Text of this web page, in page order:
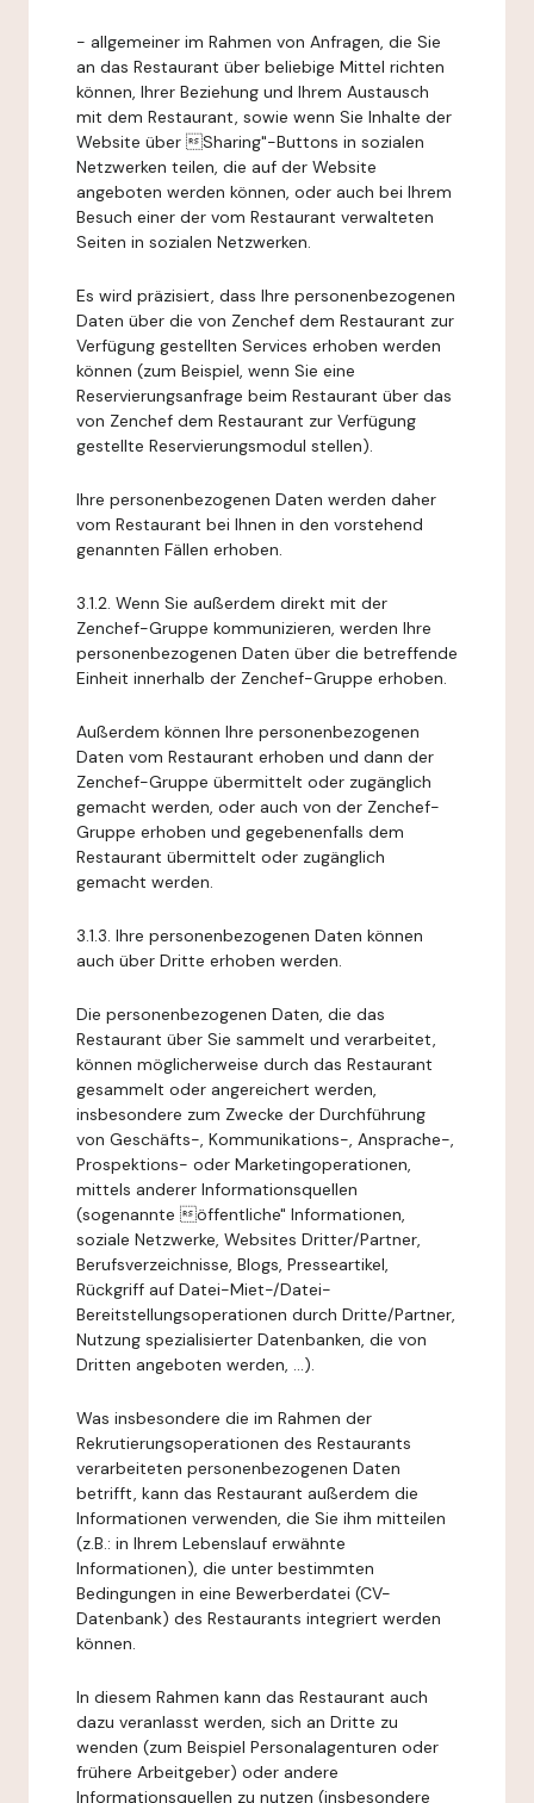
- allgemeiner im Rahmen von Anfragen, die Sie
an das Restaurant über beliebige Mittel richten
können, Ihrer Beziehung und Ihrem Austausch
mit dem Restaurant, sowie wenn Sie Inhalte der
Website über Sharing"-Buttons in sozialen
Netzwerken teilen, die auf der Website
angeboten werden können, oder auch bei Ihrem
Besuch einer der vom Restaurant verwalteten
Seiten in sozialen Netzwerken.
Es wird präzisiert, dass Ihre personenbezogenen
Daten über die von Zenchef dem Restaurant zur
Verfügung gestellten Services erhoben werden
können (zum Beispiel, wenn Sie eine
Reservierungsanfrage beim Restaurant über das
von Zenchef dem Restaurant zur Verfügung
gestellte Reservierungsmodul stellen).
Ihre personenbezogenen Daten werden daher
vom Restaurant bei Ihnen in den vorstehend
genannten Fällen erhoben.
3.1.2. Wenn Sie außerdem direkt mit der
Zenchef-Gruppe kommunizieren, werden Ihre
personenbezogenen Daten über die betreffende
Einheit innerhalb der Zenchef-Gruppe erhoben.
Außerdem können Ihre personenbezogenen
Daten vom Restaurant erhoben und dann der
Zenchef-Gruppe übermittelt oder zugänglich
gemacht werden, oder auch von der Zenchef-
Gruppe erhoben und gegebenenfalls dem
Restaurant übermittelt oder zugänglich
gemacht werden.
3.1.3. Ihre personenbezogenen Daten können
auch über Dritte erhoben werden.
Die personenbezogenen Daten, die das
Restaurant über Sie sammelt und verarbeitet,
können möglicherweise durch das Restaurant
gesammelt oder angereichert werden,
insbesondere zum Zwecke der Durchführung
von Geschäfts-, Kommunikations-, Ansprache-,
Prospektions- oder Marketingoperationen,
mittels anderer Informationsquellen
(sogenannte öffentliche" Informationen,
soziale Netzwerke, Websites Dritter/Partner,
Berufsverzeichnisse, Blogs, Presseartikel,
Rückgriff auf Datei-Miet-/Datei-
Bereitstellungsoperationen durch Dritte/Partner,
Nutzung spezialisierter Datenbanken, die von
Dritten angeboten werden, ...).
Was insbesondere die im Rahmen der
Rekrutierungsoperationen des Restaurants
verarbeiteten personenbezogenen Daten
betrifft, kann das Restaurant außerdem die
Informationen verwenden, die Sie ihm mitteilen
(z.B.: in Ihrem Lebenslauf erwähnte
Informationen), die unter bestimmten
Bedingungen in eine Bewerberdatei (CV-
Datenbank) des Restaurants integriert werden
können.
In diesem Rahmen kann das Restaurant auch
dazu veranlasst werden, sich an Dritte zu
wenden (zum Beispiel Personalagenturen oder
frühere Arbeitgeber) oder andere
Informationsquellen zu nutzen (insbesondere